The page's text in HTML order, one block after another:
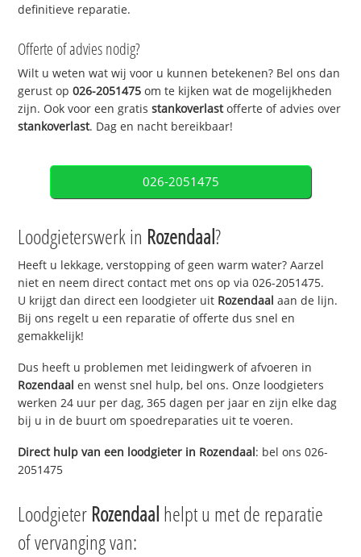
definitieve reparatie.
Offerte of advies nodig?
Wilt u weten wat wij voor u kunnen betekenen? Bel ons dan
gerust op026-2051475 om te kijken wat de mogelijkheden
zijn. Ook voor een gratisstankoverlastofferte of advies over
stankoverlast. Dag en nacht bereikbaar!
026-2051475
Loodgieterswerk in Rozendaal?
Heeft u lekkage, verstopping of geen warm water? Aarzel
niet en neem direct contact met ons op via 026-2051475.
U krijgt dan direct een loodgieter uit Rozendaal aan de lijn.
Bij ons regelt u een reparatie of offerte dus snel en
gemakkelijk!
Dus heeft u problemen met leidingwerk of afvoeren in
Rozendaal en wenst snel hulp, bel ons. Onze loodgieters
werken 24 uur per dag, 365 dagen per jaar en zijn elke dag
bij u in de buurt om spoedreparaties uit te voeren.
Direct hulp van een loodgieter in Rozendaal: bel ons 026-
2051475
Loodgieter Rozendaal helpt u met de reparatie
of vervanging van: